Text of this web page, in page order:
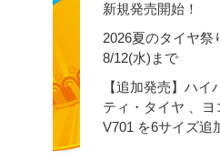
新規発売開始！
2026夏のタイヤ祭
8/12(水)まで
【追加発売】ハ
ティ・タイヤ 、ヨ
V701 を6サイズ追